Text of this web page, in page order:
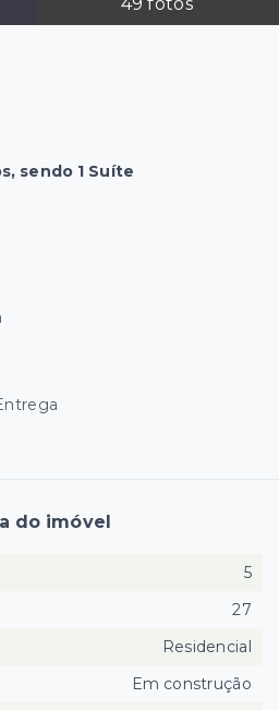
sendo 1 Suíte
do imóvel
5
27
Residencial
Em construção